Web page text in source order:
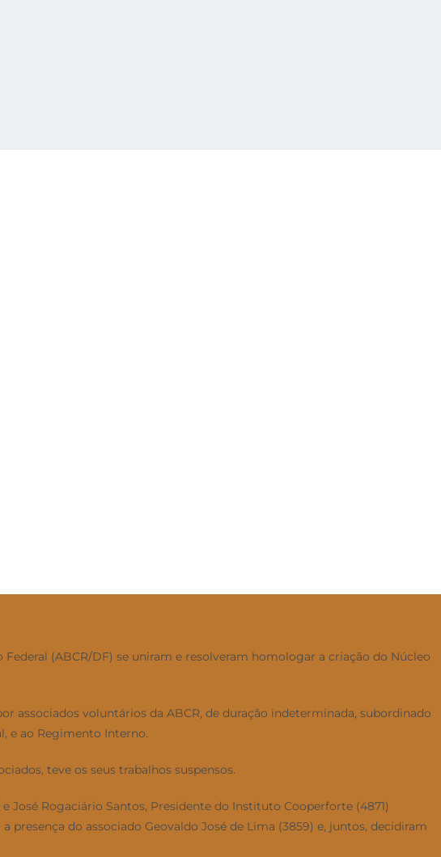
(ABCR/DF) se uniram e resolveram homologar a criação do Núcleo
associados voluntários da ABCR, de duração indeterminada, subordinado
e ao Regimento Interno.
teve os seus trabalhos suspensos.
José Rogaciário Santos, Presidente do Instituto Cooperforte (4871)
do associado Geovaldo José de Lima (3859) e, juntos, decidiram